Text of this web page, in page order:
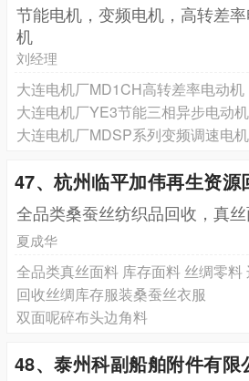
节能电机，变频电机，高转差
机
刘经理
大连电机厂MD1CH高转差率电动机
大连电机厂YE3节能三相异步电动机
大连电机厂MDSP系列变频调速电机
47、杭州临平加伟再生资源
全品类桑蚕丝纺织品回收，真
夏成华
全品类真丝面料 库存面料 丝绸零料
回收丝绸库存服装桑蚕丝衣服
双面呢碎布头边角料
48、泰州科副船舶附件有限